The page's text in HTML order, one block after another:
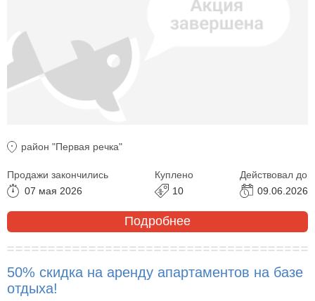
район "Первая речка"
Продажи закончились
07 мая 2026
Куплено
10
Действовал до
09.06.2026
Подробнее
50% скидка на аренду апартаментов на базе
отдыха!